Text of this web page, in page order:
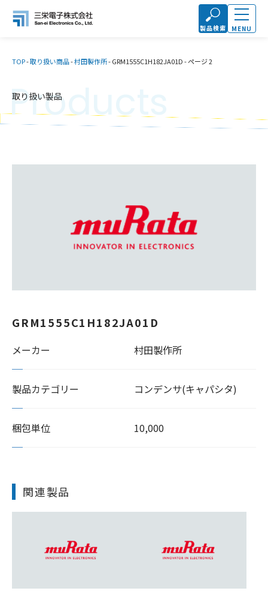
製品検索 MENU
TOP-取り扱い商品-村田製作所-GRM1555C1H182JA01D-ページ 2
取り扱い製品
Products
GRM1555C1H182JA01D
メーカー 村田製作所
製品カテゴリー コンデンサ(キャパシタ)
梱包単位 10,000
関連製品